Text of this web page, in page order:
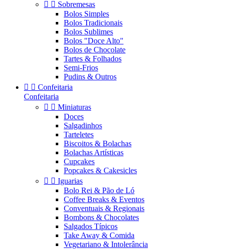
  Sobremesas
Bolos Simples
Bolos Tradicionais
Bolos Sublimes
Bolos "Doce Alto"
Bolos de Chocolate
Tartes & Folhados
Semi-Frios
Pudins & Outros
  Confeitaria
Confeitaria
  Miniaturas
Doces
Salgadinhos
Tarteletes
Biscoitos & Bolachas
Bolachas Artísticas
Cupcakes
Popcakes & Cakesicles
  Iguarias
Bolo Rei & Pão de Ló
Coffee Breaks & Eventos
Conventuais & Regionais
Bombons & Chocolates
Salgados Típicos
Take Away & Comida
Vegetariano & Intolerância